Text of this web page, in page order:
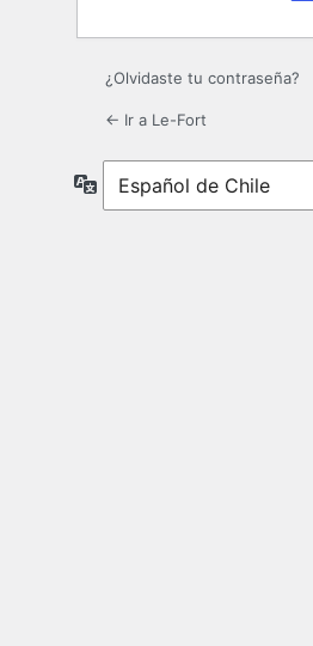
¿Olvidaste tu contraseña?
← Ir a Le-Fort
Idioma